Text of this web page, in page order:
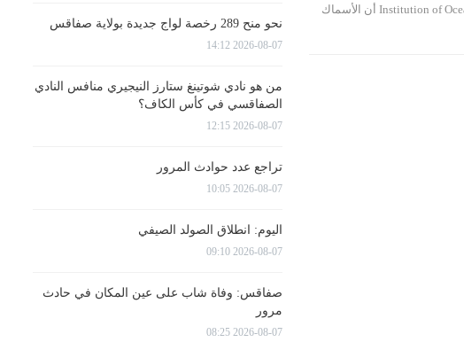
Institution of Oceanography أن الأسماك
نحو منح 289 رخصة لواج جديدة بولاية صفاقس
2026-08-07 14:12
من هو نادي شوتينغ ستارز النيجيري منافس النادي
الصفاقسي في كأس الكاف؟
2026-08-07 12:15
تراجع عدد حوادث المرور
2026-08-07 10:05
اليوم: انطلاق الصولد الصيفي
2026-08-07 09:10
صفاقس: وفاة شاب على عين المكان في حادث
مرور
2026-08-07 08:25